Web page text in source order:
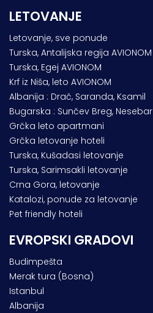
LETOVANJE
Letovanje, sve ponude
Turska, Antalijska regija AVIONOM
Turska, Egej AVIONOM
Krf iz Niša, leto AVIONOM
Albanija : Drač, Saranda, Ksamil
Bugarska : Sunčev Breg, Nesebar
Grčka leto apartmani
Grčka letovanje hoteli
Turska, Kušadasi letovanje
Turska, Sarimsakli letovanje
Crna Gora, letovanje
Katalozi, ponude za letovanje
Pet friendly hoteli
EVROPSKI GRADOVI
Budimpešta
Merak tura (Bosna)
Istanbul
Albanija